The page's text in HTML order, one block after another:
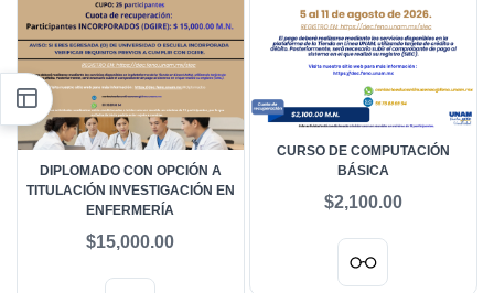
CURSO DE COMPUTACIÓN
BÁSICA
$2,100.00
DIPLOMADO CON OPCIÓN A
TITULACIÓN INVESTIGACIÓN EN
ENFERMERÍA
$15,000.00